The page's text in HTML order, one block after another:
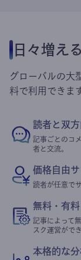
日々増え
グローバルの大
料で利用できます
読者と双
記事ごとのコ
者と交流。
価格自由
読者が任意で
無料・有
記事によって
スク運営ができ
本格的な